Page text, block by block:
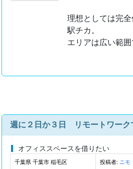
理想としては完
駅チカ。
エリアは広い範
オフィススペースを借りたい
千葉県 千葉市 稲毛区 投稿者: ニモ